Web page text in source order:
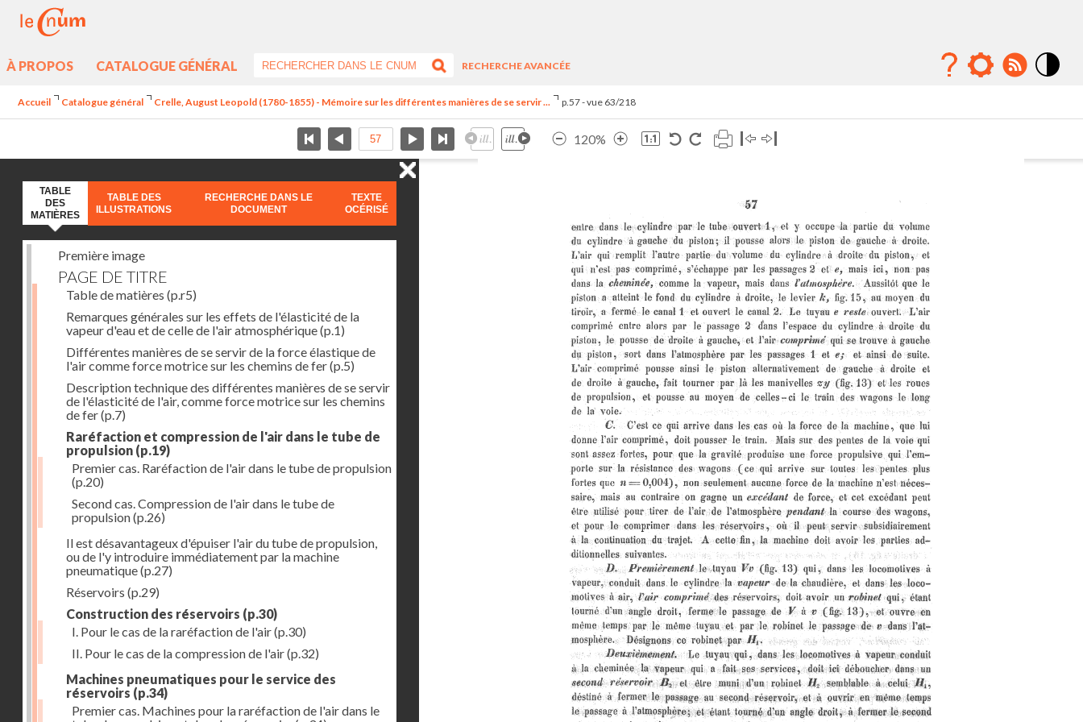
À PROPOS CATALOGUE GÉNÉRAL
RECHERCHE AVANCÉE
Accueil Catalogue général Crelle, August Leopold (1780-1855) - Mémoire sur les différentes manières de se servir ... p.57 - vue 63/218
120%
TABLE
DES
MATIÈRES
TABLE DES
ILLUSTRATIONS
RECHERCHE DANS LE
DOCUMENT
TEXTE
OCÉRISÉ
Première image
PAGE DE TITRE
Table de matières (p.r5)
Remarques générales sur les effets de l'élasticité de la
vapeur d'eau et de celle de l'air atmosphérique(p.1)
Différentes manières de se servir de la force élastique de
l'air comme force motrice sur les chemins de fer(p.5)
Description technique des différentes manières de se servir
de l'élasticité de l'air, comme force motrice sur les chemins
de fer(p.7)
Raréfaction et compression de l'air dans le tube de
propulsion (p.19)
Premier cas. Raréfaction de l'air dans le tube de propulsion
(p.20)
Second cas. Compression de l'air dans le tube de
propulsion(p.26)
Il est désavantageux d'épuiser l'air du tube de propulsion,
ou de l'y introduire immédiatement par la machine
pneumatique(p.27)
Réservoirs (p.29)
Construction des réservoirs (p.30)
I. Pour le cas de la raréfaction de l'air(p.30)
II. Pour le cas de la compression de l'air(p.32)
Machines pneumatiques pour le service des
réservoirs (p.34)
Premier cas. Machines pour la raréfaction de l'air dans le